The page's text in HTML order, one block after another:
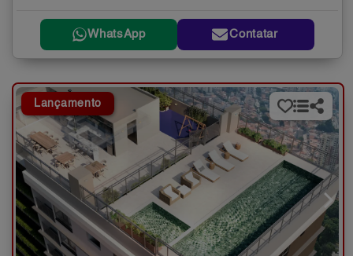
WhatsApp Contatar
Lançamento